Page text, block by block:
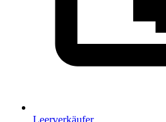
Leerverkäufer